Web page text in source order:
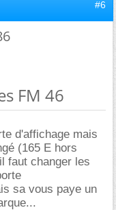
#6
FM 46
d'affichage mais
(165 E hors
faut changer les
sa vous paye un